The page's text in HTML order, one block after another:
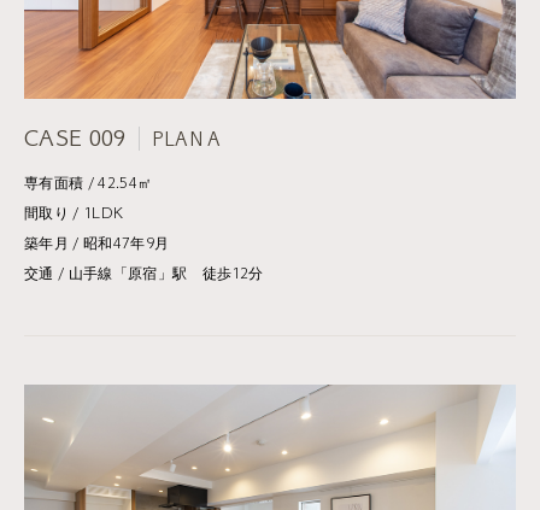
CASE 009 PLAN A
専有面積 / 42.54㎡
間取り / 1LDK
築年月 / 昭和47年9月
交通 / 山手線「原宿」駅 徒歩12分